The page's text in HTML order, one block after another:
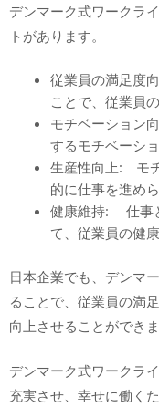
デンマーク式ワークラ
トがあります。
従業員の満足度
ことで、従業員
モチベーション
するモチベーシ
生産性向上: モ
的に仕事を進め
健康維持: 仕事
て、従業員の健
日本企業でも、デンマ
ることで、従業員の満
向上させることができま
デンマーク式ワークラ
充実させ、幸せに働く